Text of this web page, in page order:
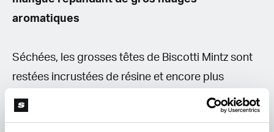
aromatiques
Séchées, les grosses têtes de Biscotti Mintz sont
restées incrustées de résine et encore plus
envoûtantes à regarder. Des rendements
majestueux de 97 et 108 grammes sont entrés